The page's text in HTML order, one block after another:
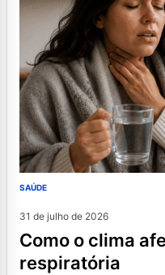
SAÚDE
31 de julho de 2026
como o clima afeta a saúde
respiratória